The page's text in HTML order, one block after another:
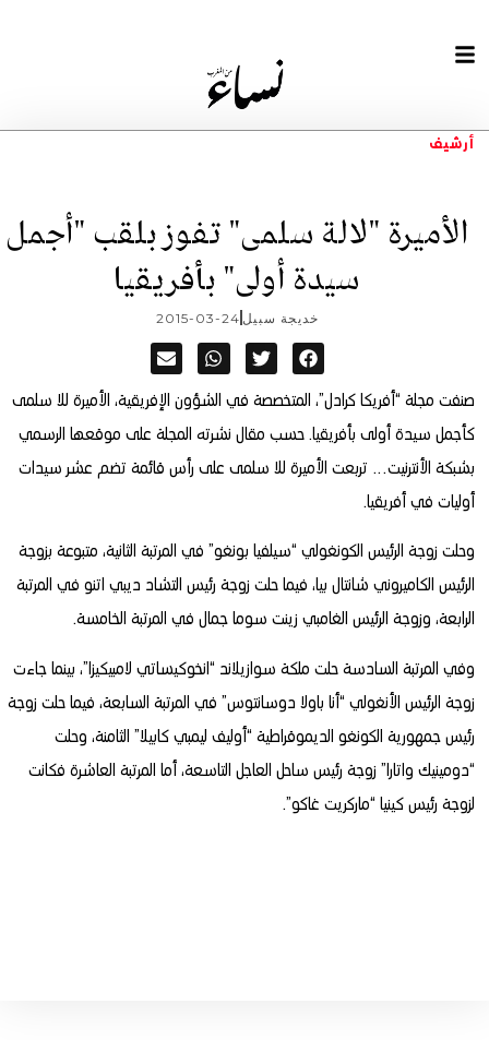
أرشيف
الأميرة "لالة سلمى" تفوز بلقب "أجمل
سيدة أولى" بأفريقيا
خديجة سبيل 2015-03-24
صنفت مجلة “أفريكا كرادل”، المتخصصة في الشؤون الإفريقية، الأميرة للا سلمى
كأجمل سيدة أولى بأفريقيا. حسب مقال نشرته المجلة على موقعها الرسمي
بشبكة الأنترنيت… تربعت الأميرة للا سلمى على رأس قائمة تضم عشر سيدات
أوليات في أفريقيا.
وحلت زوجة الرئيس الكونغولي “سيلفيا بونغو” في المرتبة الثانية، متبوعة بزوجة
الرئيس الكاميروني شانتال بيا، فيما حلت زوجة رئيس التشاد ديبي اتنو في المرتبة
الرابعة، وزوجة الرئيس الغامبي زينت سوما جمال في المرتبة الخامسة.
وفي المرتبة السادسة حلت ملكة سوازيلاند “انخوكيساتي لامبيكيزا”، بينما جاءت
زوجة الرئيس الأنغولي “أنا باولا دوسانتوس” في المرتبة السابعة، فيما حلت زوجة
رئيس جمهورية الكونغو الديموقراطية “أوليف ليمبي كابيلا” الثامنة، وحلت
“دومينيك واتارا” زوجة رئيس ساحل العاجل التاسعة، أما المرتبة العاشرة فكانت
لزوجة رئيس كينيا “ماركريت غاكو”.